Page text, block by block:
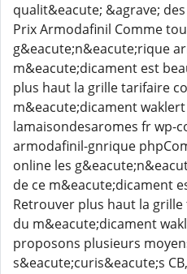
qualit&eacute; &agrave;
Prix Armodafinil Comme
g&eacute;n&eacute;rique
m&eacute;dicament est
plus haut la grille tarifaire
m&eacute;dicament waklert
lamaisondesaromes fr wp-
armodafinil-gnrique
online les
de ce m&eacute;dicament
Retrouver plus haut la
du m&eacute;dicament
proposons plusieurs
s&eacute;curis&eacute;s